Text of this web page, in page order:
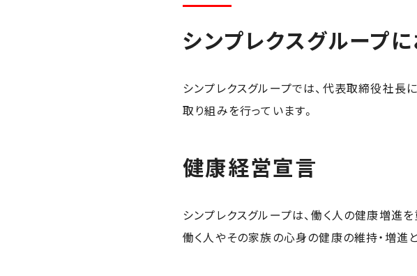
シンプレクスグループ
シンプレクスグループでは、代表取締役社長
取り組みを行っています。
健康経営宣言
シンプレクスグループは、働く人の健康増進
働く人やその家族の心身の健康の維持・増進